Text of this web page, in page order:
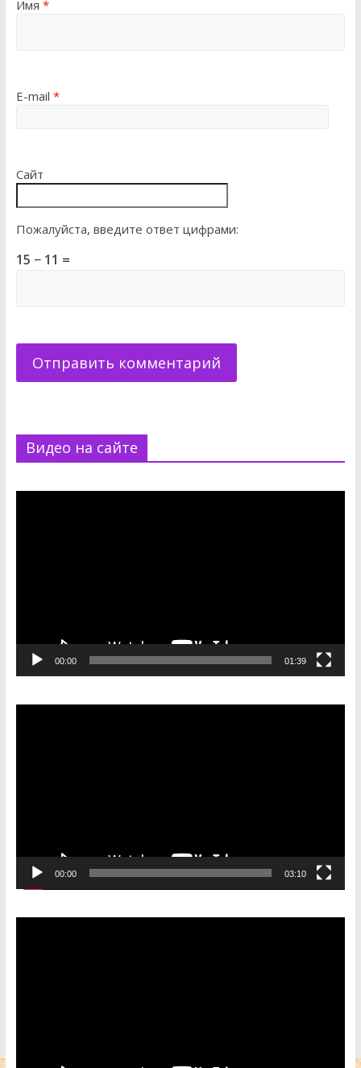
Имя *
E-mail *
Сайт
Пожалуйста, введите ответ цифрами:
15 − 11 =
Видео на сайте
00:00 01:39
00:00 03:10